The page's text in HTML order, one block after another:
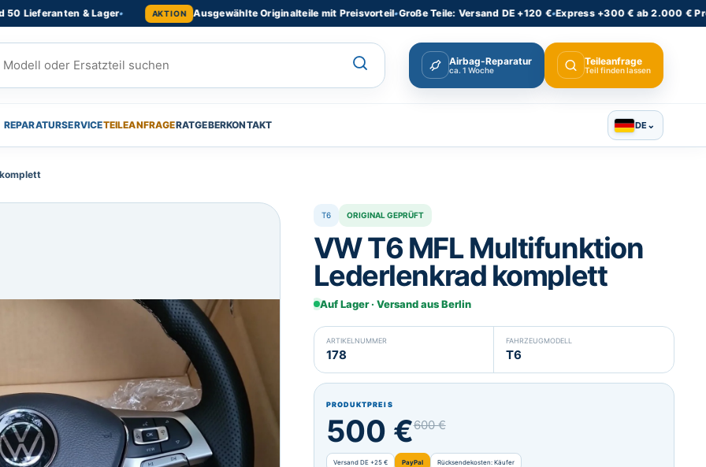
& Lager• AKTION Ausgewählte Originalteile mit Preisvorteil•Große Teile: Versand DE +120 € •Express +300 € ab 2.000 €
Airbag-Reparatur
ca. 1 Woche
Teileanfrage
Teil finden lassen
REPARATURSERVICETEILEANFRAGERATGEBERKONTAKT DE ⌄
T6 ORIGINAL GEPRÜFT
VW T6 MFL Multifunktion
Lederlenkrad komplett
Auf Lager · Versand aus Berlin
ARTIKELNUMMER
178
FAHRZEUGMODELL
T6
PRODUKTPREIS
500 €600 €
Versand DE +25 € PayPal Rücksendekosten: Käufer